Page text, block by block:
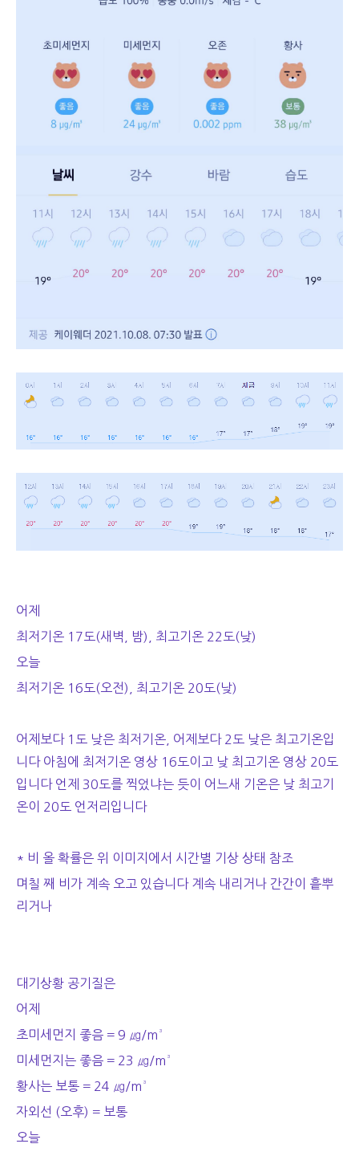
어제
최저기온 17도(새벽, 밤), 최고기온 22도(낮)
오늘
최저기온 16도(오전), 최고기온 20도(낮)
어제보다 1도 낮은 최저기온, 어제보다 2도 낮은 최고기온입
니다 아침에 최저기온 영상 16도이고 낮 최고기온 영상 20도
입니다 언제 30도를 찍었냐는 듯이 어느새 기온은 낮 최고기
온이 20도 언저리입니다
* 비 올 확률은 위 이미지에서 시간별 기상 상태 참조
며칠 째 비가 계속 오고 있습니다 계속 내리거나 간간이 흩뿌
리거나
대기상황 공기질은
어제
초미세먼지 좋음 = 9 ㎍/m³
미세먼지는 좋음 = 23 ㎍/m³
황사는 보통 = 24 ㎍/m³
자외선 (오후) = 보통
오늘